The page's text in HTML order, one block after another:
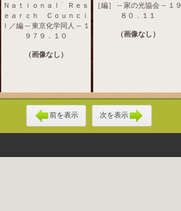
Ｎａｔｉｏｎａｌ Ｒｅｓ
ｅａｒｃｈ Ｃｏｕｎｃｉ
ｌ／編 -- 東京化学同人 -- １
９７９．１０
（画像なし）
［編］ -- 家の光協会 -- １９
８０．１１
（画像なし）
前を表示 次を表示